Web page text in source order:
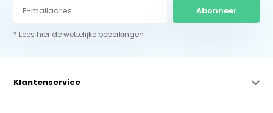
Abonneer
* Lees hier de wettelijke beperkingen
Klantenservice